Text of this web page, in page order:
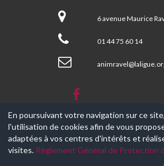
Centre
Social
MAURICE
6 avenue Maurice
01 44 75 60 14
© 2017-2026, Ce site est propulsé par
CGV
En poursuivant votre navigation sur ce
l'utilisation de cookies afin de vous
adaptées à vos centres d'intérêts et
visites. Règlement Général de Protection